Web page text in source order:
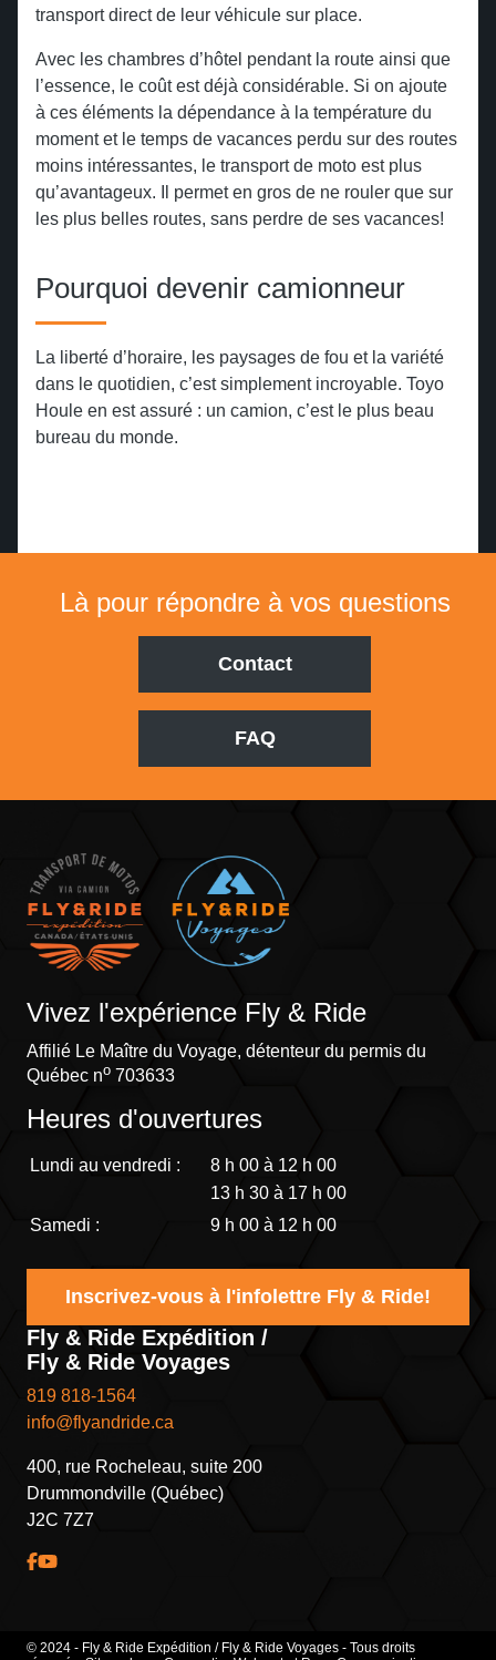
transport direct de leur véhicule sur place.
Avec les chambres d’hôtel pendant la route ainsi que
l’essence, le coût est déjà considérable. Si on ajoute
à ces éléments la dépendance à la température du
moment et le temps de vacances perdu sur des routes
moins intéressantes, le transport de moto est plus
qu’avantageux. Il permet en gros de ne rouler que sur
les plus belles routes, sans perdre de ses vacances!
Pourquoi devenir camionneur
La liberté d’horaire, les paysages de fou et la variété
dans le quotidien, c’est simplement incroyable. Toyo
Houle en est assuré : un camion, c’est le plus beau
bureau du monde.
Là pour répondre à vos questions
Contact
FAQ
Vivez l'expérience Fly & Ride
Affilié Le Maître du Voyage, détenteur du permis du
Québec no 703633
Heures d'ouvertures
Lundi au vendredi :
8 h 00 à 12 h 00
13 h 30 à 17 h 00
Samedi :
9 h 00 à 12 h 00
Inscrivez-vous à l'infolettre Fly & Ride!
Fly & Ride Expédition /
Fly & Ride Voyages
819 818-1564
info@flyandride.ca
400, rue Rocheleau, suite 200
Drummondville (Québec)
J2C 7Z7
© 2024 - Fly & Ride Expédition / Fly & Ride Voyages - Tous droits